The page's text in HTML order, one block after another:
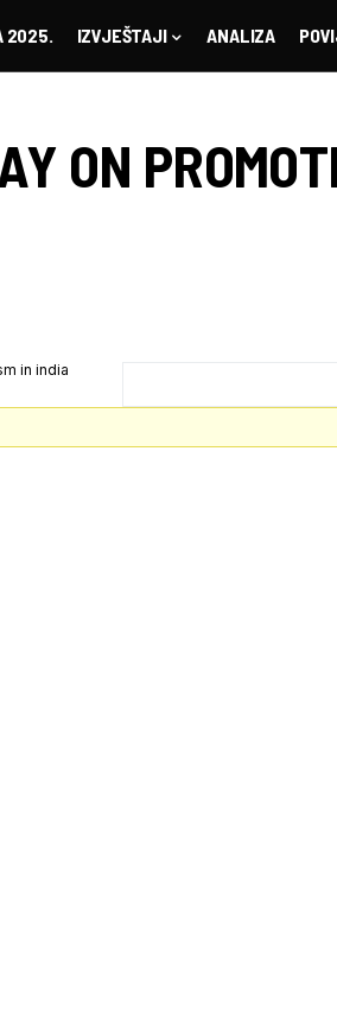
2025. IZVJEŠTAJI ANALIZA
ON
in india